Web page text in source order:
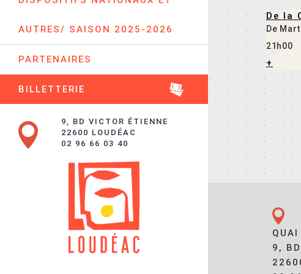
AUTRES/ SAISON 2025-2026
PARTENAIRES
BILLETTERIE
9, BD VICTOR ÉTIENNE
22600 LOUDÉAC
02 96 66 03 40
De la
De
21h00
+
QUAI
9,